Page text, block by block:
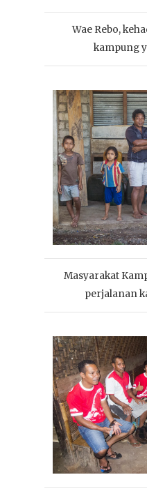
Wae Rebo,
kampung
Masyarakat
perjalanan